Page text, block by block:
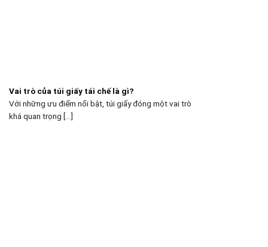
Vai trò của túi giấy tái chế là gì?
Với những ưu điểm nổi bật, túi giấy đóng một vai trò
khá quan trọng [...]